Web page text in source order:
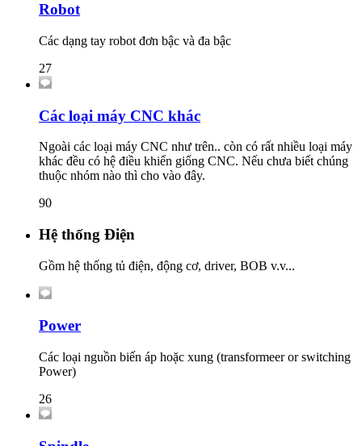
Robot
Các dạng tay robot đơn bậc và đa bậc
27
Các loại máy CNC khác
Ngoài các loại máy CNC như trên.. còn có rất nhiều loại máy
khác đều có hệ điều khiển giống CNC. Nếu chưa biết chúng
thuộc nhóm nào thì cho vào đây.
90
Hệ thống Điện
Gồm hệ thống tủ điện, động cơ, driver, BOB v.v...
Power
Các loại nguồn biến áp hoặc xung (transformeer or switching
Power)
26